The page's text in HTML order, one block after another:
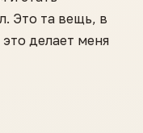
Это та вещь, в
делает меня